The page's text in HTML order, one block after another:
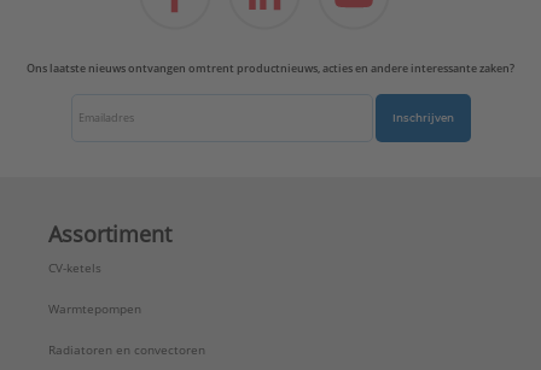
Ons laatste nieuws ontvangen omtrent productnieuws, acties en andere interessante zaken?
Inschrijven
Assortiment
CV-ketels
Warmtepompen
Radiatoren en convectoren